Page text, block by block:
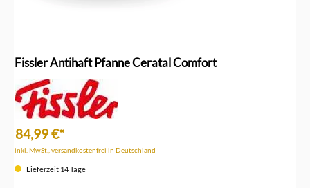
Fissler Antihaft Pfanne Ceratal Comfort
84,99 €*
inkl. MwSt., versandkostenfrei in Deutschland
Lieferzeit 14 Tage